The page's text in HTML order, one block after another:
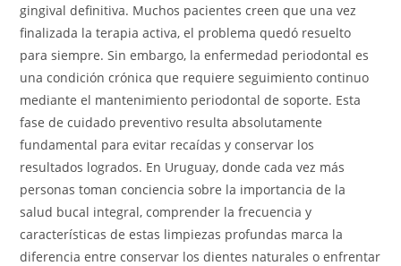
gingival definitiva. Muchos pacientes creen que una vez
finalizada la terapia activa, el problema quedó resuelto
para siempre. Sin embargo, la enfermedad periodontal es
una condición crónica que requiere seguimiento continuo
mediante el mantenimiento periodontal de soporte. Esta
fase de cuidado preventivo resulta absolutamente
fundamental para evitar recaídas y conservar los
resultados logrados. En Uruguay, donde cada vez más
personas toman conciencia sobre la importancia de la
salud bucal integral, comprender la frecuencia y
características de estas limpiezas profundas marca la
diferencia entre conservar los dientes naturales o enfrentar